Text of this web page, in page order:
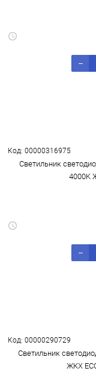
Код: 00000316975
Светильник
4000K
Код: 00000290729
Светильник
ЖКХ